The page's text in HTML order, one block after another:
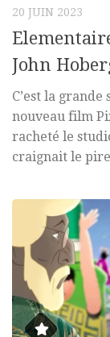
20 JUIN 2023
John
C’est la
nouveau film
racheté le
craignait le pire